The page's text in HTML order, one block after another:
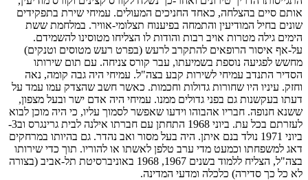
אותם סיים בהצלחה, כאחד החניכים המעולים. עמיחי שירת בתפקידים
שונים בחיל המודיעין והתמחה בפיענוח תצלומי-אוויר. במלחמת ששת
הימים גילה מטרות אויב רבות והודות לו הצליחו מטוסינו להשמידם.
על-אף איסור הרופאים להתקרב לרעש (בפרט רעש מטוסים וטנקים)
מחשש לפגיעה נוספת בשמיעתו, עבר קורס צניחה. עם תום שירותו
הסדיר התנדב עמיחי לשירות קבע בצה"ל. עמיחי היה גבה קומה, נאה
וחזק. עיניו היו שחורות גדולות וחכמות. כאשר חשב שהצדק עמו עמד על
דעתו בעקשנות גם בפני גדולים ממנו. עמיחי היה אדם ישר ובעל מצפון,
ששנא חנופה. חבריו אהבוהו וידעו שאפשר לסמוך עליו, כי היה מוכן לבוא
לעזרתם בכל עת. ביוני 1968 התחתן עם חברתו אילנה לבית גרינגרס וב3-
ביוני 1971 נולד בנם איתן. היה בעל מסור ואב נהדר. גם בהיותו במרחקים
דאג למשפחתו וכמעט מדי ערב טלפן לאשתו או להוריו. תוך כדי שירותו
בצה"ל, הצליח ללמוד בשנים 1967, 1968 באוניברסיטת תל-אביב (בצורה
לא כל כך סדירה) כלכלה ומדעי המדינה.